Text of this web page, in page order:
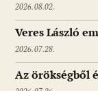
2026.08.02.
Veres László
2026.07.28.
Az örökségből